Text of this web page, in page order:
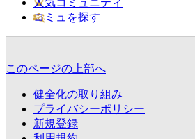
コミュを探す
このページの上部へ
健全化の取り組み
プライバシーポリシー
新規登録